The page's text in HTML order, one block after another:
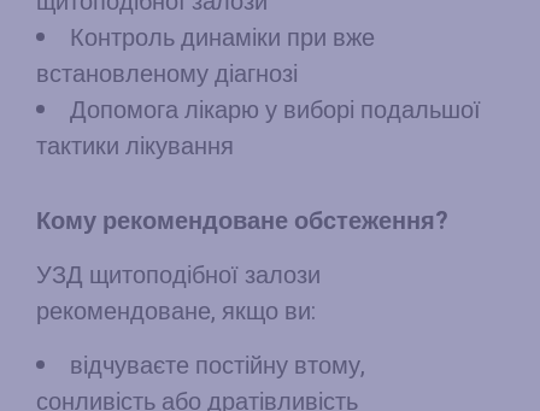
Контроль динаміки при вже
встановленому діагнозі
Допомога лікарю у виборі подальшої
тактики лікування
Кому рекомендоване обстеження?
УЗД щитоподібної залози
рекомендоване, якщо ви:
відчуваєте постійну втому,
сонливість або дратівливість